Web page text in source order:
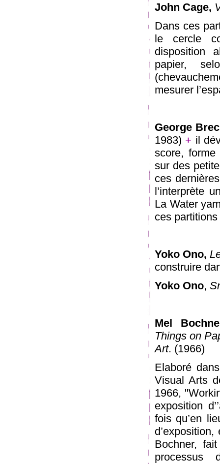
John Cage,
Dans ces
le cercle
disposition
papier,
mesurer
George
1983) + il
score, forme
sur des
ces
l’interprète
La Water
ces partitions
Yoko Ono,
construire
Yoko Ono,
Mel
Things on
Art. (1966)
Elaboré
Visual Arts
1966,
exposition
fois qu’en
d’exposition,
Bochner,
processus